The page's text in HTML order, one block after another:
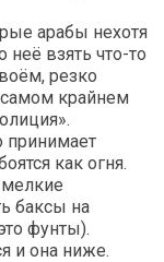
арабы нехотя
неё взять что-то
резко
самом крайнем
принимает
как огня.
баксы на
фунты).
и она ниже.